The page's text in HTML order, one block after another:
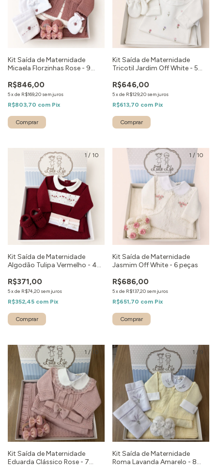
Kit Saída de Maternidade
Micaela Florzinhas Rose - 9
R$846,00
5xde R$169,20 sem juros
R$803,70 com Pix
Comprar
Kit Saída de Maternidade
Tricotil Jardim Off White - 5
R$646,00
5xde R$129,20 sem juros
R$613,70 com Pix
Comprar
1 / 10
Kit Saída de Maternidade
Algodão Tulipa Vermelho - 4
R$371,00
5xde R$74,20 sem juros
R$352,45 com Pix
Comprar
1 / 10
Kit Saída de Maternidade
Jasmim Off White - 6 peças
R$686,00
5xde R$137,20 sem juros
R$651,70 com Pix
Comprar
1 /10
Kit Saída de Maternidade
Eduarda Clássico Rose - 7
1 / 9
Kit Saída de Maternidade
Roma Lavanda Amarelo - 8